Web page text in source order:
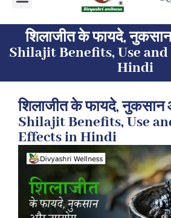
शिलाजीत के फायदे,
Shilajit Benefits, Use
Hindi
शिलाजीत के फायदे, नुकसान
Shilajit Benefits, Use
Effects in Hindi